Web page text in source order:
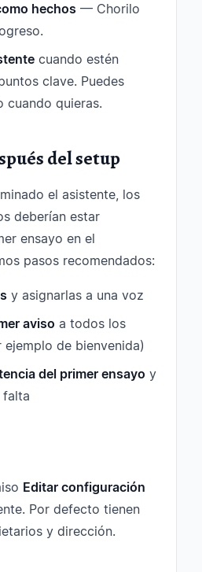
hechos — Chorilo
cuando estén
clave. Puedes
cuando quieras.
del setup
el asistente, los
deberían estar
ensayo en el
pasos recomendados:
y asignarlas a una voz
aviso a todos los
de bienvenida)
del primer ensayo y
falta
Editar configuración
Por defecto tienen
y dirección.